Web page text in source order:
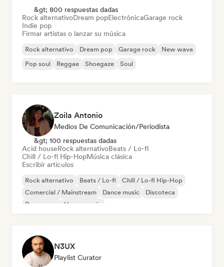
&gt; 800 respuestas dadas
Rock alternativoDream popElectrónicaGarage rock
Indie pop
Firmar artistas o lanzar su música
Rock alternativo Dream pop Garage rock
New wave
Pop soul
Reggae Shoegaze Soul
Zoila Antonio
Medios De Comunicación/Periodista
&gt; 100 respuestas dadas
Acid houseRock alternativoBeats / Lo-fi
Chill / Lo-fi Hip-HopMúsica clásica
Escribir artículos
Rock alternativo Beats / Lo-fi
Chill / Lo-fi Hip-Hop
Comercial / Mainstream
Dance music
Discoteca
Dream pop
House music
N3UX
Playlist Curator